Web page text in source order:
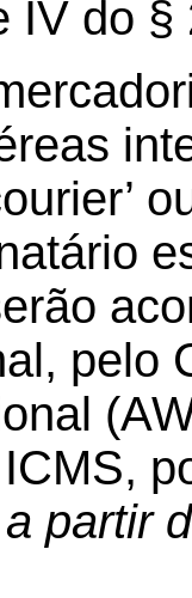
IV do §
pelo
partir